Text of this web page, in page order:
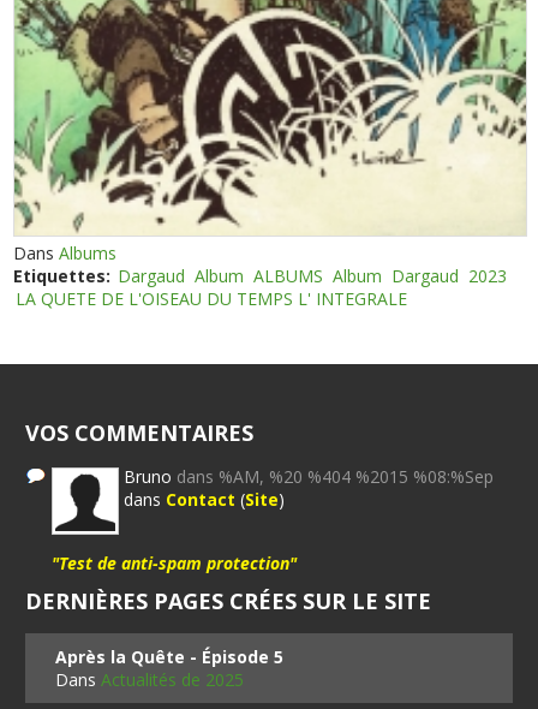
DansAlbums
Etiquettes: Dargaud Album ALBUMS Album Dargaud 2023
LA QUETE DE L'OISEAU DU TEMPS L' INTEGRALE
VOS COMMENTAIRES
Bruno dans %AM, %20 %404 %2015 %08:%Sep
dans Contact (Site)
"Test de anti-spam protection"
DERNIÈRES PAGES CRÉES SUR LE SITE
Après la Quête - Épisode 5
DansActualités de 2025